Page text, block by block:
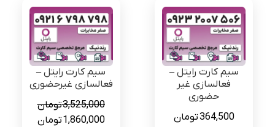
سیم کارت رایتل –
فعالسازی غیر
حضوری
364,500تومان
سیم کارت رایتل –
فعالسازی غیرحضوری
3,525,000تومان
قیمت
1,860,000تومانقیمت